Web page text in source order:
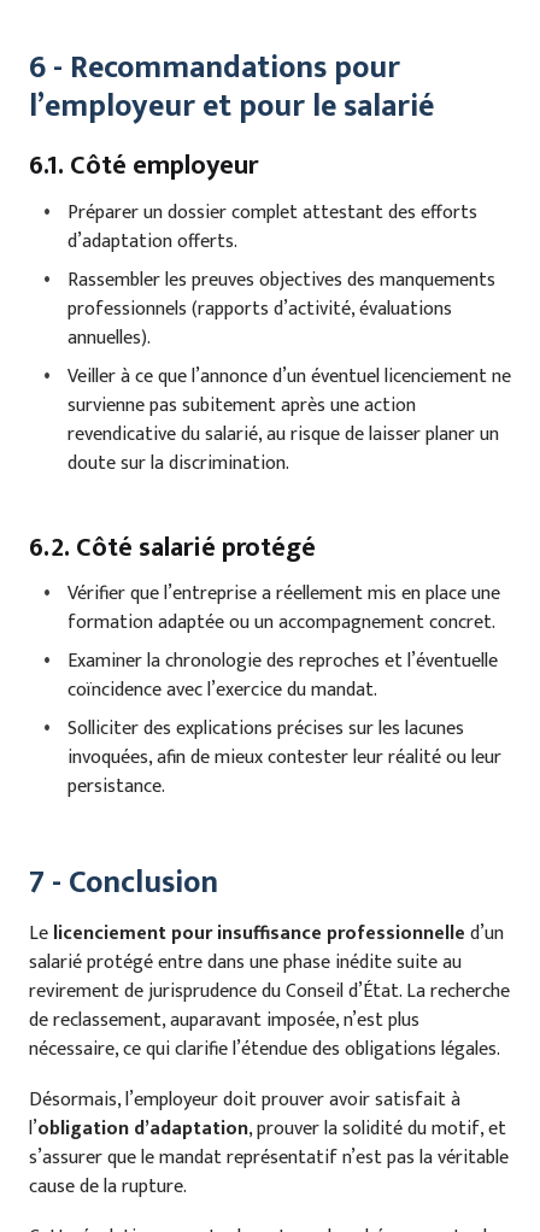
6 - Recommandations pour
l’employeur et pour le salarié
6.1. Côté employeur
Préparer un dossier complet attestant des efforts
d’adaptation offerts.
Rassembler les preuves objectives des manquements
professionnels (rapports d’activité, évaluations
annuelles).
Veiller à ce que l’annonce d’un éventuel licenciement ne
survienne pas subitement après une action
revendicative du salarié, au risque de laisser planer un
doute sur la discrimination.
6.2. Côté salarié protégé
Vérifier que l’entreprise a réellement mis en place une
formation adaptée ou un accompagnement concret.
Examiner la chronologie des reproches et l’éventuelle
coïncidence avec l’exercice du mandat.
Solliciter des explications précises sur les lacunes
invoquées, afin de mieux contester leur réalité ou leur
persistance.
7 - Conclusion
Lelicenciement pour insuffisance professionnelled’un
salarié protégé entre dans une phase inédite suite au
revirement de jurisprudence du Conseil d’État. La recherche
de reclassement, auparavant imposée, n’est plus
nécessaire, ce qui clarifie l’étendue des obligations légales.
Désormais, l’employeur doit prouver avoir satisfait à
l’obligation d’adaptation, prouver la solidité du motif, et
s’assurer que le mandat représentatif n’est pas la véritable
cause de la rupture.